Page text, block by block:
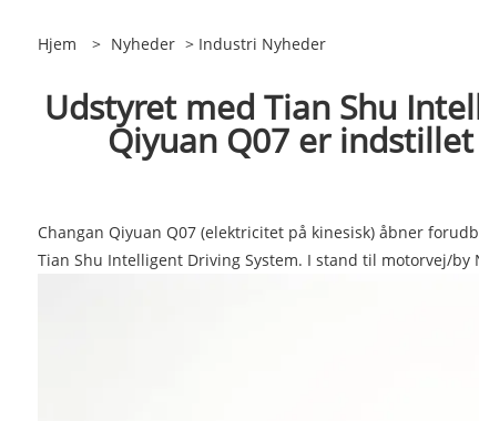
Hjem > Nyheder > Industri Nyheder
Udstyret med Tian Shu
Qiyuan Q07 er
Changan Qiyuan Q07 (elektricitet på kinesisk) åbner
Tian Shu Intelligent Driving System. I stand til motorvej/